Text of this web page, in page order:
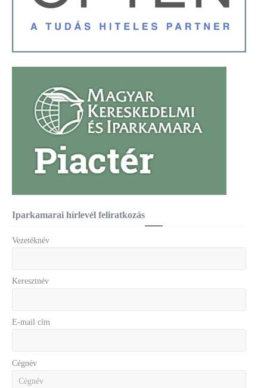
Iparkamarai hírlevél feliratkozás
Vezetéknév
Keresztnév
E-mail cím
Cégnév